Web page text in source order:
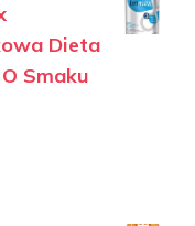
Dieta
Smaku